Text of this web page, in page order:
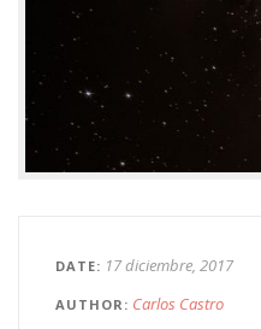
DATE 17 diciembre, 2017
AUTHOR Carlos Castro